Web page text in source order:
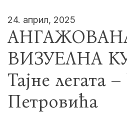
24. април, 2025
ВИЗУЕЛНА
Тајне легата
Петровића